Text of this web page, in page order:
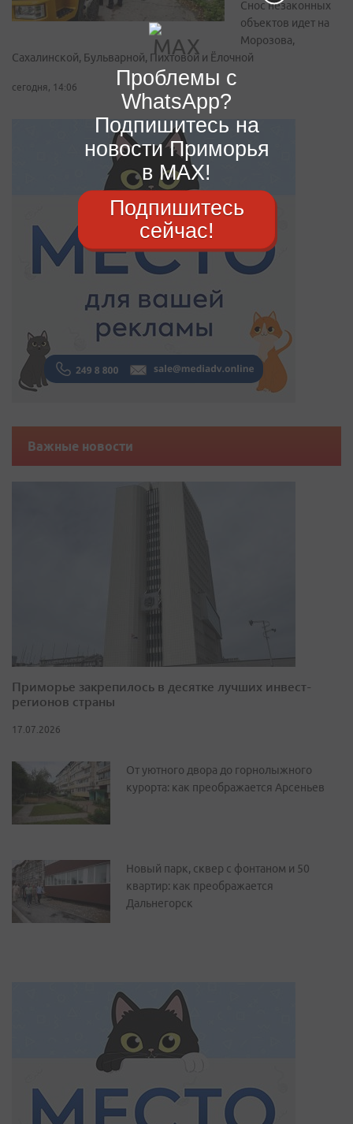
Снос незаконных
объектов идет на
Морозова,
Сахалинской, Бульварной, Пихтовой и Ёлочной
сегодня, 14:06
Важные новости
Приморье закрепилось в десятке лучших инвест-
регионов страны
17.07.2026
От уютного двора до горнолыжного
курорта: как преображается Арсеньев
Новый парк, сквер с фонтаном и 50
квартир: как преображается
Дальнегорск
Проблемы с
WhatsApp?
Подпишитесь на
новости Приморья
в MAX!
Подпишитесь
сейчас!